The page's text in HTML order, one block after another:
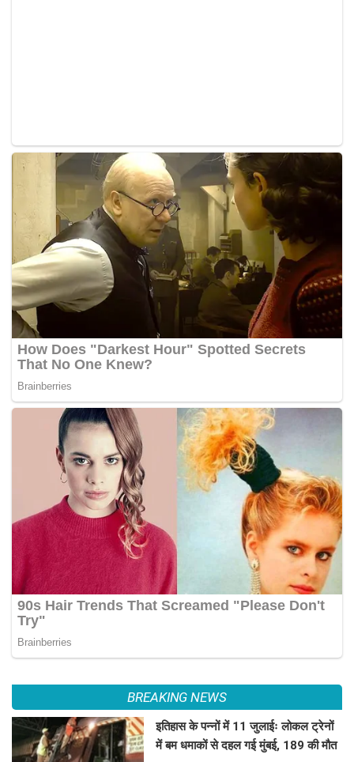
BREAKING NEWS
इतिहास के पन्नों में 11 जुलाईः लोकल ट्रेनों
में बम धमाकों से दहल गई मुंबई, 189 की मौत